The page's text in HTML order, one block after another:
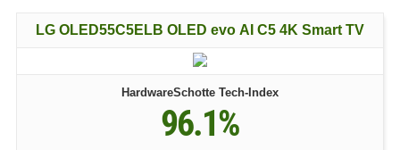
LG OLED55C5ELB OLED evo AI C5 4K Smart TV
HardwareSchotte Tech-Index
96.1%